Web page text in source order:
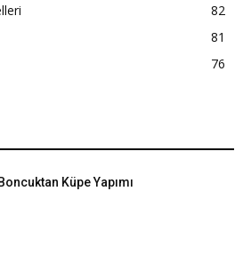
82
81
76
Küpe Yapımı